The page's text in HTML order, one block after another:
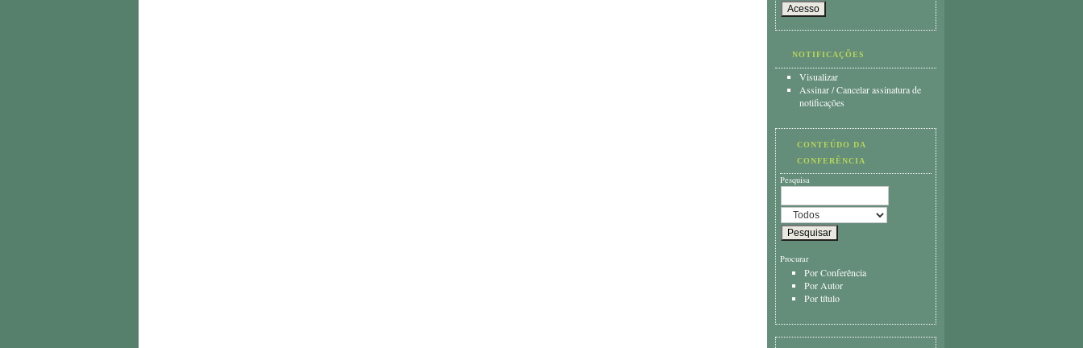
NOTIFICAÇÕES
Visualizar
Assinar/Cancelar assinatura de
notificações
CONTEÚDO DA
CONFERÊNCIA
Pesquisa
Procurar
Por Conferência
Por Autor
Por título